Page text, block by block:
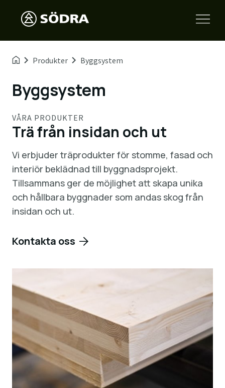
Produkter Byggsystem
Byggsystem
VÅRA PRODUKTER
Trä från insidan och ut
Vi erbjuder träprodukter för stomme, fasad och
interiör beklädnad till byggnadsprojekt.
Tillsammans ger de möjlighet att skapa unika
och hållbara byggnader som andas skog från
insidan och ut.
Kontakta oss